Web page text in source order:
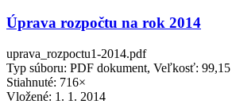
Úprava rozpočtu na rok 2014
uprava_rozpoctu1-2014.pdf
Typ súboru: PDF dokument, Veľkosť:
Stiahnuté: 716×
Vložené: 1. 1. 2014